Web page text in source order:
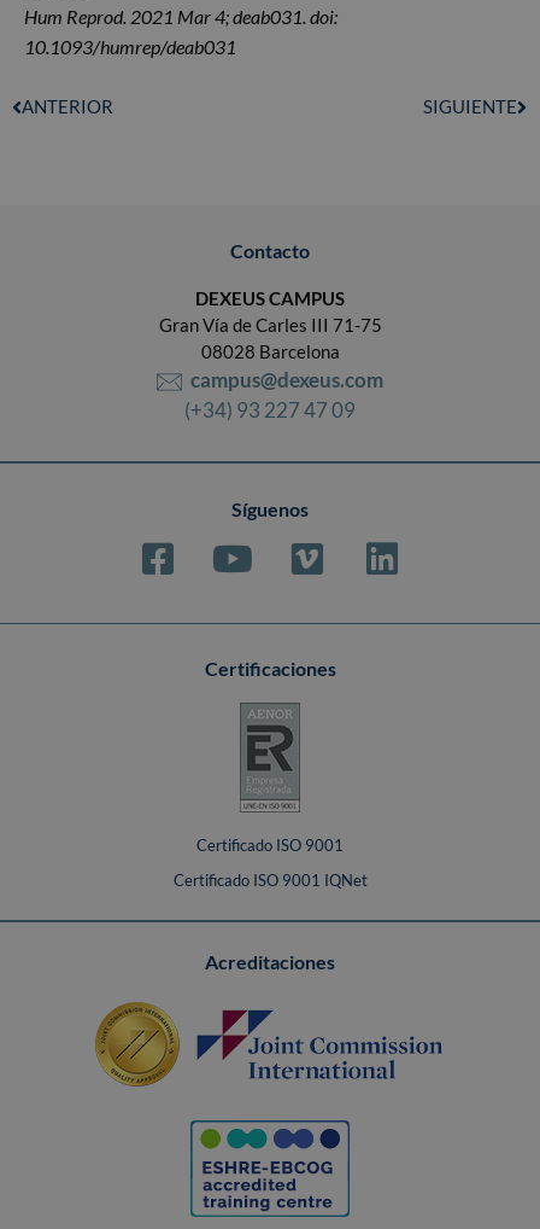
Hum Reprod. 2021 Mar 4; deab031. doi:
10.1093/humrep/deab031
ANTERIOR SIGUIENTE
Contacto
DEXEUS CAMPUS
Gran Vía de Carles III 71-75
08028 Barcelona
campus@dexeus.com
(+34) 93 227 47 09
Síguenos
Certificaciones
Certificado ISO 9001
Certificado ISO 9001 IQNet
Acreditaciones